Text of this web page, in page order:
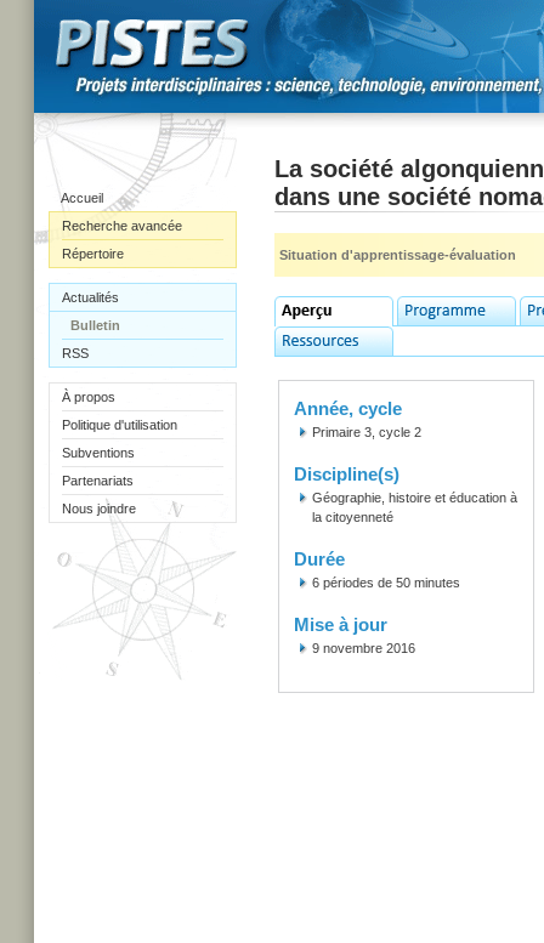
Accueil
Recherche avancée
Répertoire
Actualités
Bulletin
RSS
À propos
Politique d'utilisation
Subventions
Partenariats
Nous joindre
La société
dans une société
Situation d'apprentissage-évaluation
Année, cycle
Primaire 3, cycle 2
Discipline(s)
Géographie, histoire et éducation à
la citoyenneté
Durée
6 périodes de 50 minutes
Mise à jour
9 novembre 2016